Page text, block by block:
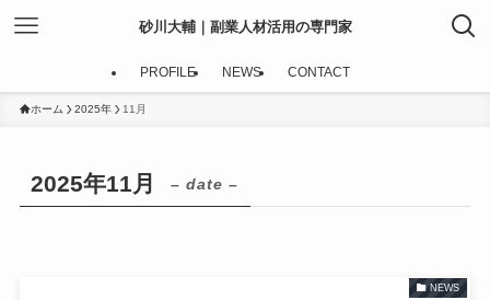
砂川大輔｜副業人材活用の専門家
PROFILE NEWS CONTACT
ホーム 2025年 11月
2025年11月 – date –
NEWS